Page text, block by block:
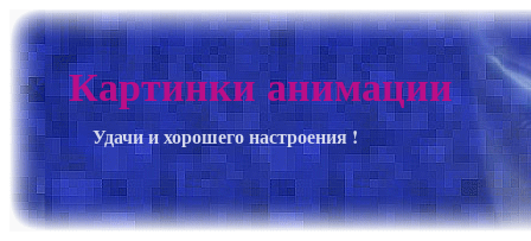
Картинки анимации
Удачи и хорошего настроения !